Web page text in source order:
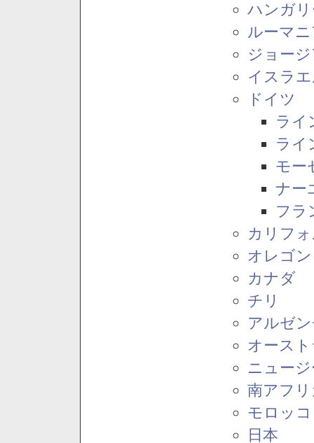
ハンガ
ルーマ
ジョー
イスラ
ドイツ
ライ
ライ
モー
ナー
フラ
カリフ
オレゴ
カナダ
チリ
アルゼ
オース
ニュー
南アフ
モロッコ
日本